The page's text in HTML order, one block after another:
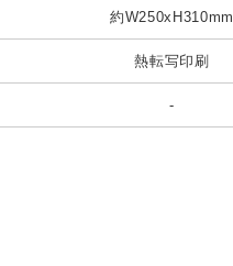
約W250xH310mm
熱転写印刷
-